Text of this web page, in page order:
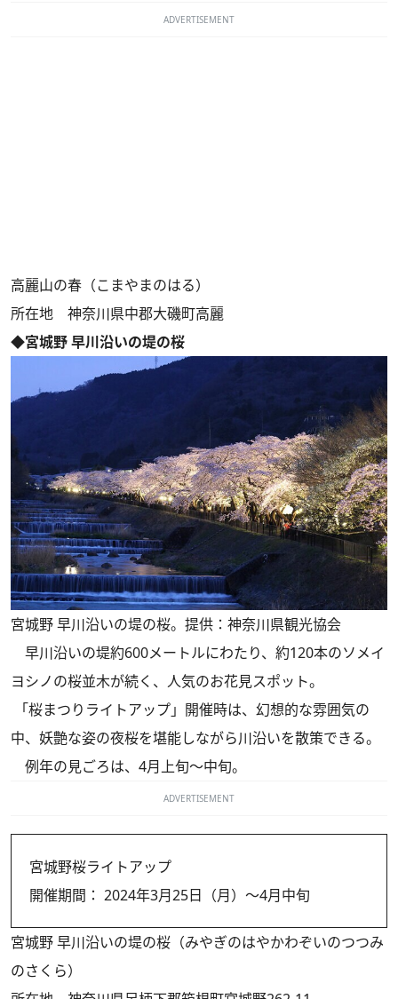
ADVERTISEMENT
高麗山の春（こまやまのはる）
所在地 神奈川県中郡大磯町高麗
◆宮城野 早川沿いの堤の桜
宮城野 早川沿いの堤の桜。提供：神奈川県観光協会
早川沿いの堤約600メートルにわたり、約120本のソメイ
ヨシノの桜並木が続く、人気のお花見スポット。
「桜まつりライトアップ」開催時は、幻想的な雰囲気の
中、妖艶な姿の夜桜を堪能しながら川沿いを散策できる。
例年の見ごろは、4月上旬～中旬。
ADVERTISEMENT
宮城野桜ライトアップ
開催期間： 2024年3月25日（月）～4月中旬
宮城野 早川沿いの堤の桜（みやぎのはやかわぞいのつつみ
のさくら）